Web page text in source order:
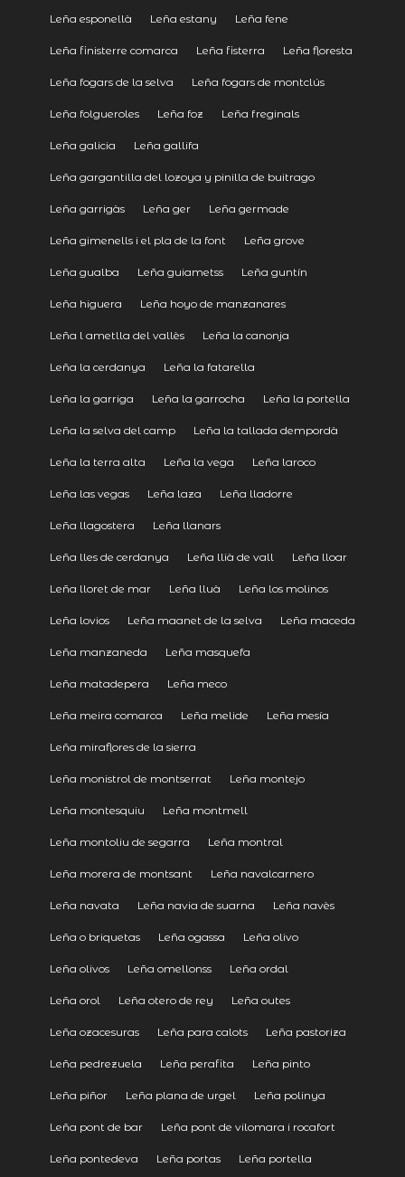
Leña esponellà Leña estany Leña fene
Leña finisterre comarca Leña fisterra Leña floresta
Leña fogars de la selva Leña fogars de montclús
Leña folgueroles Leña foz Leña freginals
Leña galicia Leña gallifa
Leña gargantilla del lozoya y pinilla de buitrago
Leña garrigàs Leña ger Leña germade
Leña gimenells i el pla de la font Leña grove
Leña gualba Leña guiametss Leña guntín
Leña higuera Leña hoyo de manzanares
Leña l ametlla del vallès Leña la canonja
Leña la cerdanya Leña la fatarella
Leña la garriga Leña la garrocha Leña la portella
Leña la selva del camp Leña la tallada dempordà
Leña la terra alta Leña la vega Leña laroco
Leña las vegas Leña laza Leña lladorre
Leña llagostera Leña llanars
Leña lles de cerdanya Leña llià de vall Leña lloar
Leña lloret de mar Leña lluà Leña los molinos
Leña lovios Leña maanet de la selva Leña maceda
Leña manzaneda Leña masquefa
Leña matadepera Leña meco
Leña meira comarca Leña melide Leña mesía
Leña miraflores de la sierra
Leña monistrol de montserrat Leña montejo
Leña montesquiu Leña montmell
Leña montoliu de segarra Leña montral
Leña morera de montsant Leña navalcarnero
Leña navata Leña navia de suarna Leña navès
Leña o briquetas Leña ogassa Leña olivo
Leña olivos Leña omellonss Leña ordal
Leña orol Leña otero de rey Leña outes
Leña ozacesuras Leña para calots Leña pastoriza
Leña pedrezuela Leña perafita Leña pinto
Leña piñor Leña plana de urgel Leña polinya
Leña pont de bar Leña pont de vilomara i rocafort
Leña pontedeva Leña portas Leña portella